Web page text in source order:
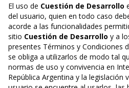
El uso de Cuestión de Desarrollo
del usuario, quien en todo caso
acorde a las funcionalidades
sitio Cuestión de Desarrollo y a
presentes Términos y Condiciones
se obliga a utilizarlos de modo tal
normas de uso y convivencia en
República Argentina y la legislación